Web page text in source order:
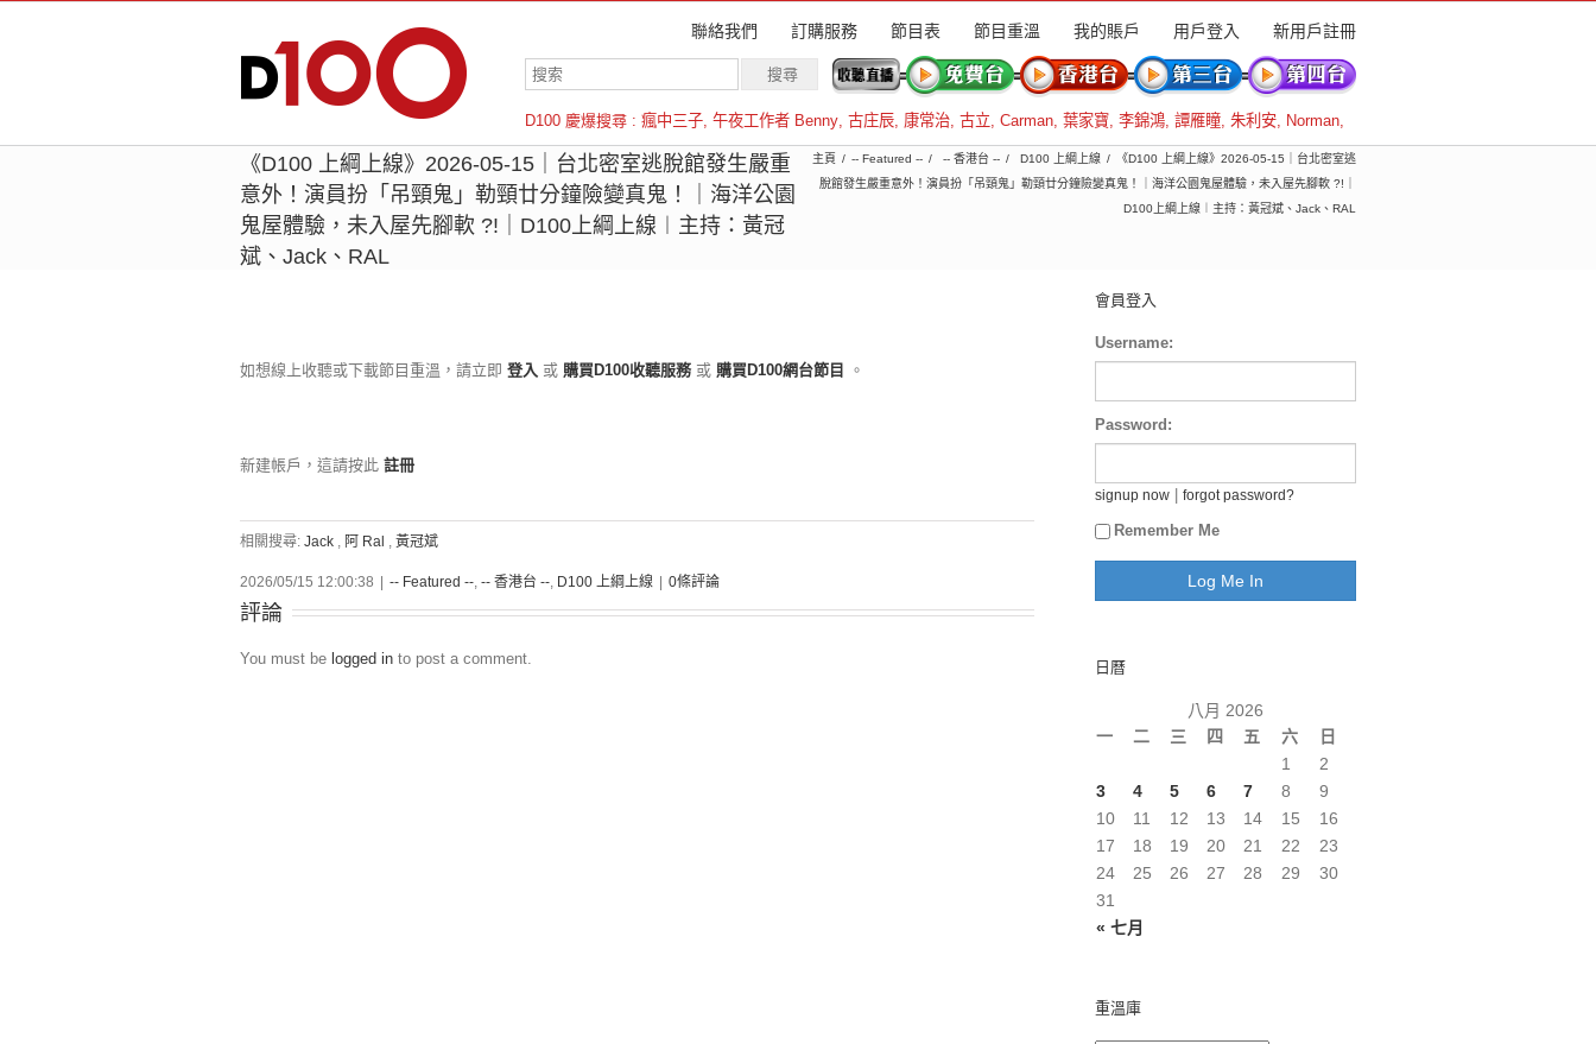
聯絡我們 訂購服務 節目表 節目重溫 我的賬戶 用戶登入 新用戶註冊
D100 慶爆搜尋 : 瘋中三子, 午夜工作者 Benny, 古庄辰, 康常治, 古立, Carman, 葉家寶, 李錦鴻, 譚雁瞳, 朱利安, Norman,
羅倫斯
《D100 上綱上線》2026-05-15｜台北密室逃脫館發生嚴重
意外！演員扮「吊頸鬼」勒頸廿分鐘險變真鬼！｜海洋公園
鬼屋體驗，未入屋先腳軟 ?!｜D100上綱上線︱主持：黃冠
斌、Jack、RAL
主頁 -- Featured -- -- 香港台 -- D100 上綱上線
《D100 上綱上線》2026-05-15｜台北密室逃
脫館發生嚴重意外！演員扮「吊頸鬼」勒頸廿分鐘險變真鬼！｜海洋公園鬼屋體驗，未入屋先腳軟 ?!｜
D100上綱上線︱主持：黃冠斌、Jack、RAL
如想線上收聽或下載節目重溫，請立即 登入 或 購買D100收聽服務 或 購買D100網台節目 。
新建帳戶，這請按此 註冊
相關搜尋: Jack , 阿 Ral , 黃冠斌
2026/05/15 12:00:38 -- Featured --, -- 香港台 --, D100 上綱上線 0條評論
評論
You must be logged in to post a comment.
會員登入
Username:
Password:
signup now forgot password?
Remember Me
日曆
八月 2026
一
二 三 四 五 六 日
« 七月
1
2
3
4 5 6 7 8
9
10
11 12 13 14 15
16
17
18 19 20 21 22
23
24
25 26 27 28 29
30
31
重溫庫